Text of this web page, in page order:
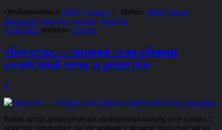
Опубликовано в HMS «Victory». Метки: HMS Victory,
Виктория, опердек, палуба, решетка.
14.09.2012 написал Сергей
«Баунти» — второй этап сборки
камбузной печи и решетки
0
Ранее, когда делал решетки на верхнюю палубу, я не сделал 2
решетки, поскольку на тот момент у меня не было той части